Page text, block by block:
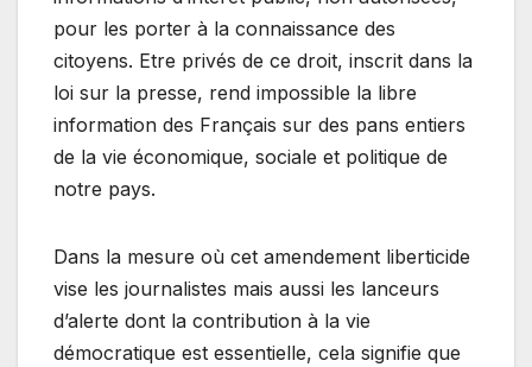
pour les porter à la connaissance des
citoyens. Etre privés de ce droit, inscrit dans la
loi sur la presse, rend impossible la libre
information des Français sur des pans entiers
de la vie économique, sociale et politique de
notre pays.
Dans la mesure où cet amendement liberticide
vise les journalistes mais aussi les lanceurs
d’alerte dont la contribution à la vie
démocratique est essentielle, cela signifie que